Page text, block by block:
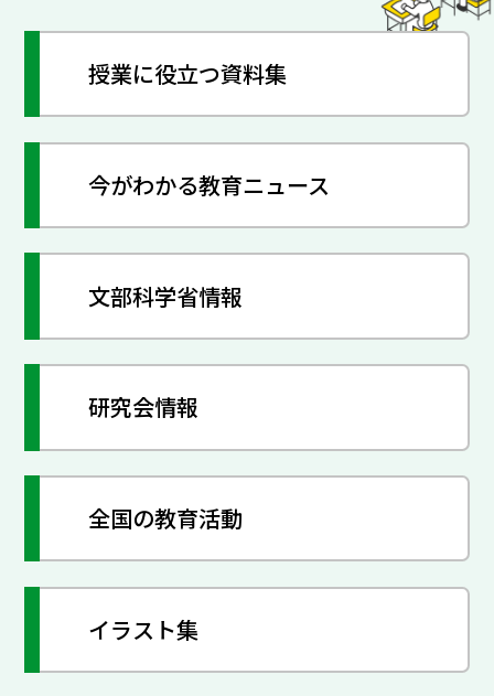
授業に役立つ資料集
今がわかる教育ニュース
文部科学省情報
研究会情報
全国の教育活動
イラスト集